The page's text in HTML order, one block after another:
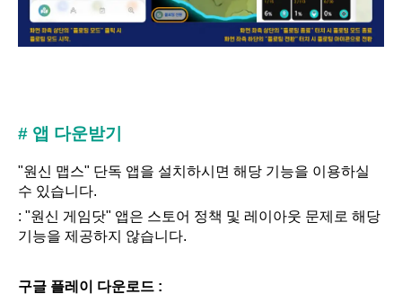
# 앱 다운받기
"원신 맵스" 단독 앱을 설치하시면 해당 기능을 이용하실
수 있습니다.
: "원신 게임닷" 앱은 스토어 정책 및 레이아웃 문제로 해당
기능을 제공하지 않습니다.
구글 플레이 다운로드 :